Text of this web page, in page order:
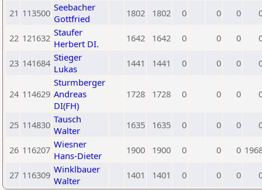
21 113500 Seebacher
Gottfried
1802 1802 0 0 0
22 121632 Staufer
Herbert DI.
1642 1642 0 0 0
23 141684 Stieger
Lukas
1441 1441 0 0 0
24 114629
Sturmberger
Andreas
DI(FH)
1728 1728 0 0 0
25 114830 Tausch
Walter
1635 1635 0 0 0
26 116207 Wiesner
Hans-Dieter
1900 1900 0 0 0
27 116309 Winklbauer
Walter
1401 1401 0 0 0